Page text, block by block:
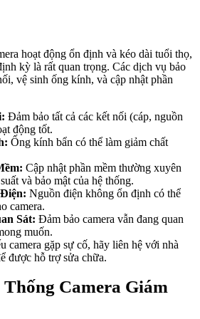
hoạt động ổn định và kéo dài tuổi thọ,
kỳ là rất quan trọng. Các dịch vụ bảo
vệ sinh ống kính, và cập nhật phần
Đảm bảo tất cả các kết nối (cáp, nguồn
động tốt.
Ống kính bẩn có thể làm giảm chất
Cập nhật phần mềm thường xuyên
và bảo mật của hệ thống.
Nguồn điện không ổn định có thể
camera.
Sát: Đảm bảo camera vẫn đang quan
muốn.
camera gặp sự cố, hãy liên hệ với nhà
được hỗ trợ sửa chữa.
Camera Giám